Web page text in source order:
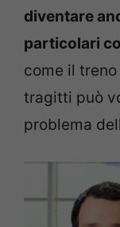
diventare
particolari
come il treno
tragitti può
problema